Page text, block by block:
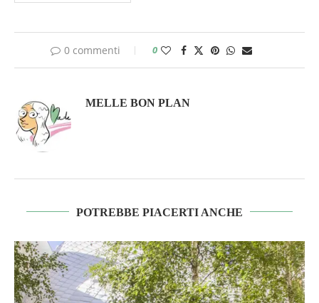
0 commenti 0
MELLE BON PLAN
POTREBBE PIACERTI ANCHE